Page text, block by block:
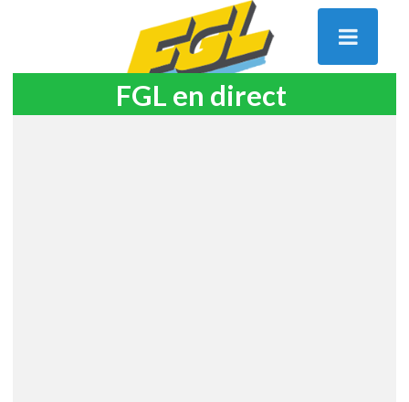
FGL en direct